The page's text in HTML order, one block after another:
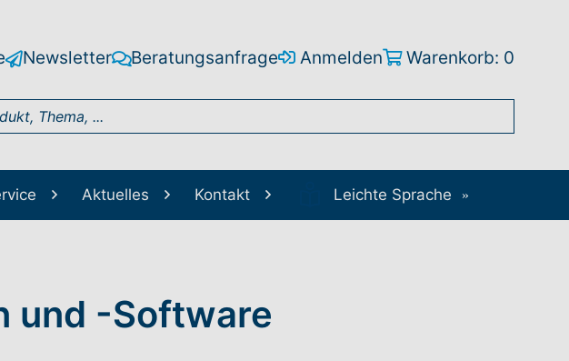
Newsletter Beratungsanfrage Anmelden Warenkorb: 0
Aktuelles Kontakt Leichte Sprache
und -Software